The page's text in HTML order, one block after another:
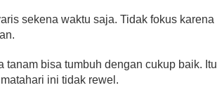
sekena waktu saja. Tidak fokus karena
bisa tumbuh dengan cukup baik. Itu
ini tidak rewel.